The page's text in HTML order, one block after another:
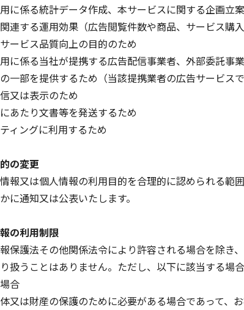
に係る統計データ作成、本サービスに関する企画立
連する運用効果（広告閲覧件数や商品、サービス購
ービス品質向上の目的のため
に係る当社が提携する広告配信事業者、外部委託事
一部を提供するため（当該提携業者の広告サービス
又は表示のため
あたり文書等を発送するため
ィングに利用するため
の変更
報又は個人情報の利用目的を合理的に認められる範
に通知又は公表いたします。
の利用制限
保護法その他関係法令により許容される場合を除き
扱うことはありません。ただし、以下に該当する場
合
又は財産の保護のために必要がある場合であって、